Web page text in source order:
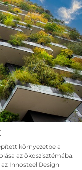
környezetbe a
az ökoszisztémába.
Innosteel Design